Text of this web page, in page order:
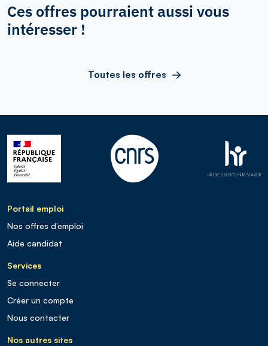
Ces offres pourraient aussi vous
intéresser !
Toutes les offres
Portail emploi
Nos offres d’emploi
Aide candidat
Services
Se connecter
Créer un compte
Nous contacter
Nos autres sites